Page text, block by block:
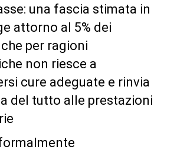
una fascia stimata in
attorno al 5% dei
per ragioni
non riesce a
cure adeguate e rinvia
del tutto alle prestazioni